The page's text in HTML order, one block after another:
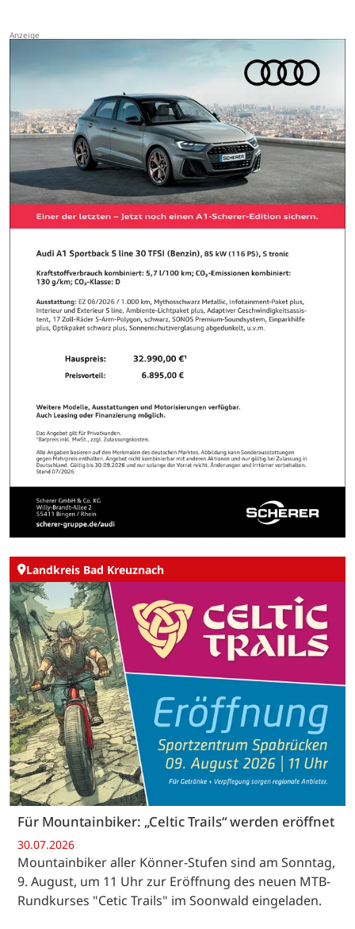
Landkreis Bad Kreuznach
Für Mountainbiker: „Celtic Trails“ werden eröffnet
30.07.2026
Mountainbiker aller Könner-Stufen sind am Sonntag,
9. August, um 11 Uhr zur Eröffnung des neuen MTB-
Rundkurses "Cetic Trails" im Soonwald eingeladen.